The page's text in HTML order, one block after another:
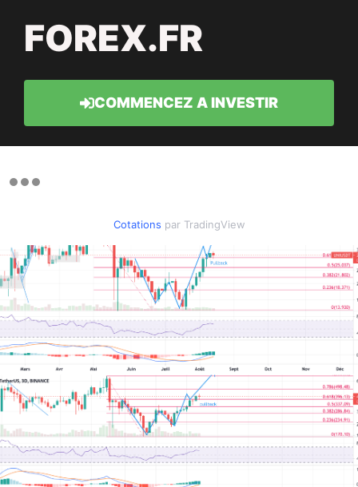
FOREX.FR
COMMENCEZ A INVESTIR
Cotations par TradingView